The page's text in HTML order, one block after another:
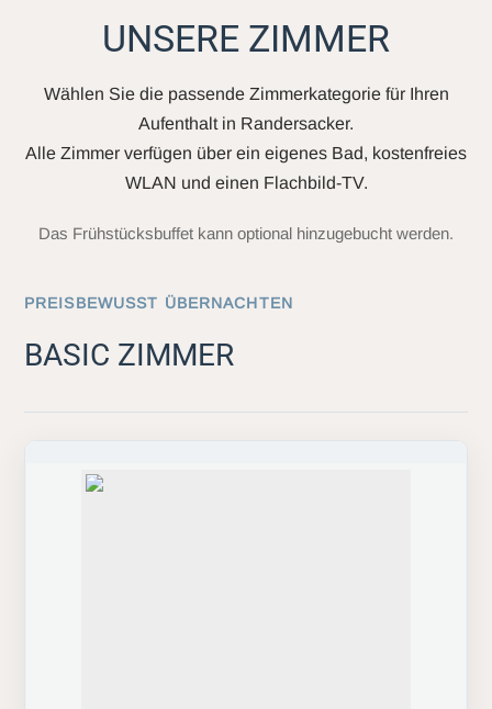
UNSERE ZIMMER
Wählen Sie die passende Zimmerkategorie für Ihren
Aufenthalt in Randersacker.
Alle Zimmer verfügen über ein eigenes Bad, kostenfreies
WLAN und einen Flachbild-TV.
Das Frühstücksbuffet kann optional hinzugebucht werden.
PREISBEWUSST ÜBERNACHTEN
BASIC ZIMMER